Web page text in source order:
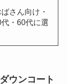
さん向け・
・60代に選
ウンコート